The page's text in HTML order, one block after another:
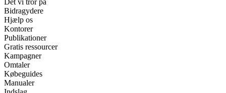
Det vi tror på
Bidragydere
Hjælp os
Kontorer
Publikationer
Gratis ressourcer
Kampagner
Omtaler
Købeguides
Manualer